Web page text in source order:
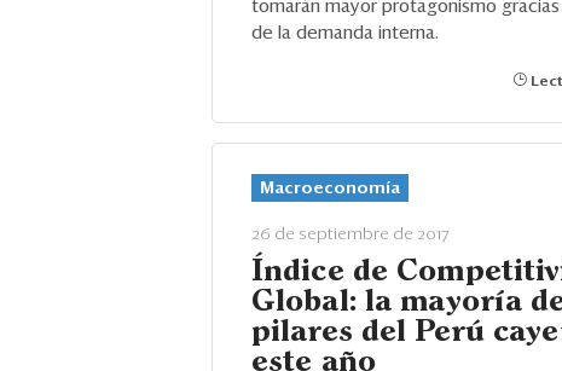
tomarán mayor protagonismo
de la demanda interna.
Macroeconomía
26 de septiembre de 2017
Índice de
Global: la mayoría
pilares del Perú
este año